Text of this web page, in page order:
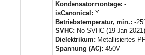
Kondensatormontage: -
isCanonical: Y
Betriebstemperatur, min.: -
SVHC: No SVHC (19-Jan-2021)
Dielektrikum: Metallisiertes PP
Spannung (AC): 450V